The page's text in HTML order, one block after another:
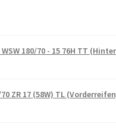
180/70 - 15 76H TT
ZR 17 (58W) TL